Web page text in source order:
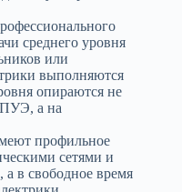
среднего уровня
или
выполняются
опираются не
ПУЭ, а на
профильное
сетями и
а в свободное время